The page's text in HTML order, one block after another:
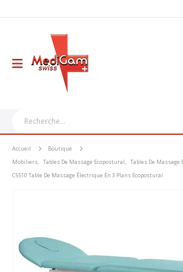
Accueil
Boutique
Mobiliers, Tables De Massage Ecopostural, Tables De Massage
C5510 Table De Massage Électrique En 3 Plans Ecopostural